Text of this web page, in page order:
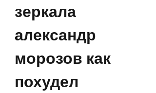
зеркала
александр
морозов как
похудел